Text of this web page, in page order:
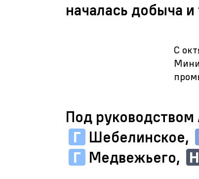
началась добыча
С
Под
Г Шебелинское,
Г Медвежьего,